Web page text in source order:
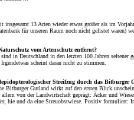
13 Arten wieder etwas größer als im
für unseren Raum noch nicht gelistet waren)
vom Artenschutz entfernt?
in Deutschland in den letzten 100 Jahren seltener
scheint daran nicht zu stimmen.
Streifzug durch das Bitburger
Bitburger Gutland wirkt auf den ersten Blick
von der Landwirtschaft geprägt: Äcker und
hie und da eine Streuobstwiese. Positiv formuliert: